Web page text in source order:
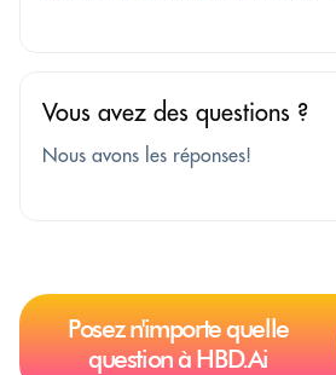
Vous avez des questions ?
Nous avons les réponses!
Posez n'importe quelle
question à HBD.Ai